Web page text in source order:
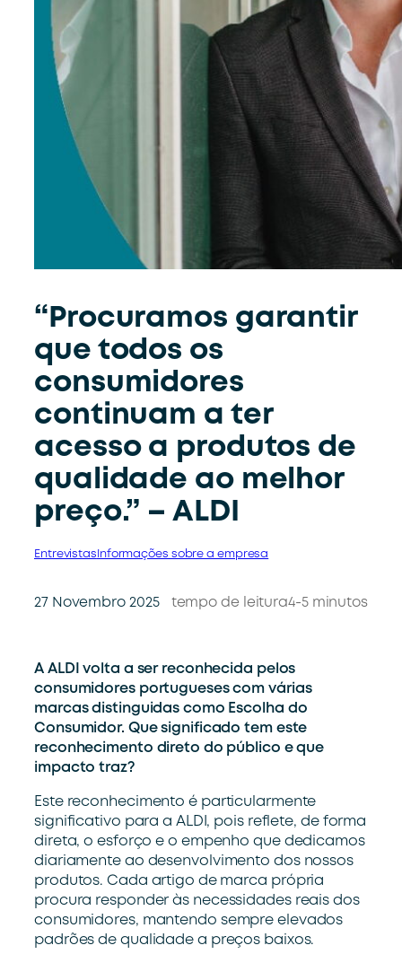
“Procuramos garantir
que todos os
consumidores
continuam a ter
acesso a produtos de
qualidade ao melhor
preço.” – ALDI
Entrevistas Informações sobre a empresa
27 Novembro 2025 tempo de leitura4-5 minutos
A ALDI volta a ser reconhecida pelos
consumidores portugueses com várias
marcas distinguidas como Escolha do
Consumidor. Que significado tem este
reconhecimento direto do público e que
impacto traz?
Este reconhecimento é particularmente
significativo para a ALDI, pois reflete, de forma
direta,o esforço e o empenho que dedicamos
diariamente ao desenvolvimento dos nossos
produtos. Cada artigo de marca própria
procura responder às necessidades reaisdos
consumidores, mantendo sempre elevados
padrões de qualidade a preços baixos.